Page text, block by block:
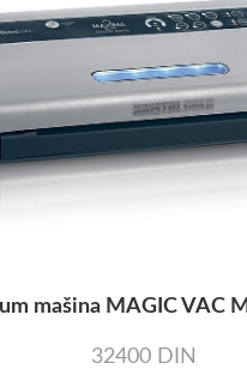
mašina MAGIC VAC
32400 DIN